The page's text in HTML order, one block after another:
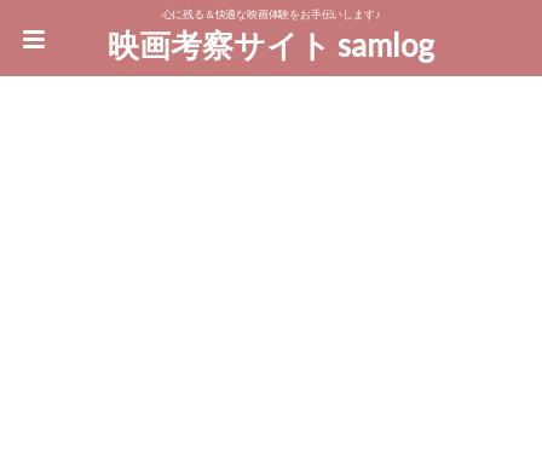
心に残る＆快適な映画体験をお手伝いします♪
映画考察サイト samlog